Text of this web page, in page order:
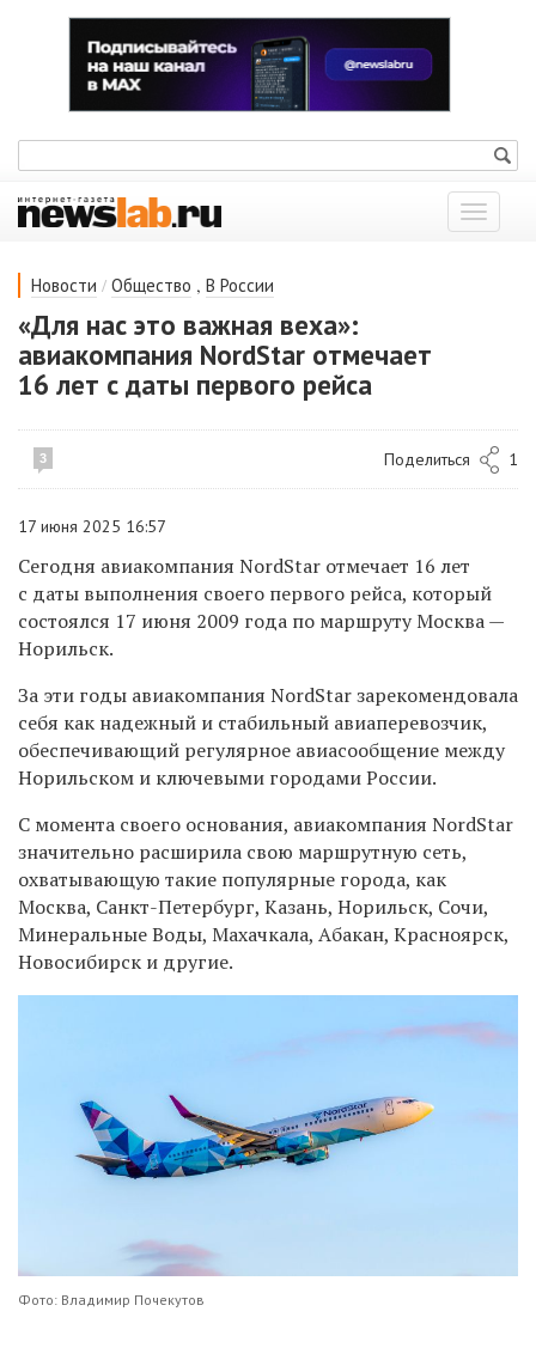
Показать
меню
Новости / Общество , В России
«Для нас это важная веха»:
авиакомпания NordStar отмечает
16 лет с даты первого рейса
3 Поделиться 1
17 июня 2025 16:57
Сегодня авиакомпания NordStar отмечает 16 лет
с даты выполнения своего первого рейса, который
состоялся 17 июня 2009 года по маршруту Москва —
Норильск.
За эти годы авиакомпания NordStar зарекомендовала
себя как надежный и стабильный авиаперевозчик,
обеспечивающий регулярное авиасообщение между
Норильском и ключевыми городами России.
С момента своего основания, авиакомпания NordStar
значительно расширила свою маршрутную сеть,
охватывающую такие популярные города, как
Москва, Санкт-Петербург, Казань, Норильск, Сочи,
Минеральные Воды, Махачкала, Абакан, Красноярск,
Новосибирск и другие.
Фото: Владимир Почекутов